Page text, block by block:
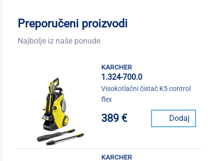
Preporučeni proizvodi
Najbolje iz naše ponude
karcher
1.324-700.0
Visokotlačni čistač K5 control
flex
389 € Dodaj
karcher